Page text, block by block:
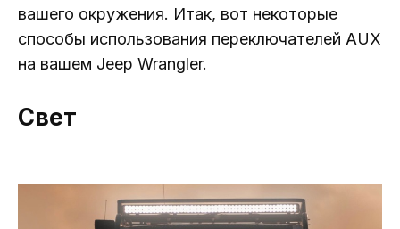
вашего окружения. Итак, вот некоторые
способы использования переключателей AUX
на вашем Jeep Wrangler.
Свет